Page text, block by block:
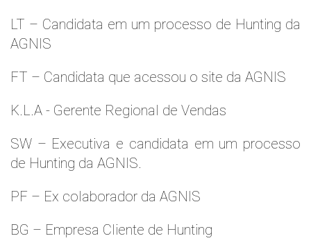
LT – Candidata em um processo de Hunting da
AGNIS
FT – Candidata que acessou o site da AGNIS
K.L.A - Gerente Regional de Vendas
SW – Executiva e candidata em um processo
de Hunting da AGNIS.
PF – Ex colaborador da AGNIS
BG – Empresa Cliente de Hunting